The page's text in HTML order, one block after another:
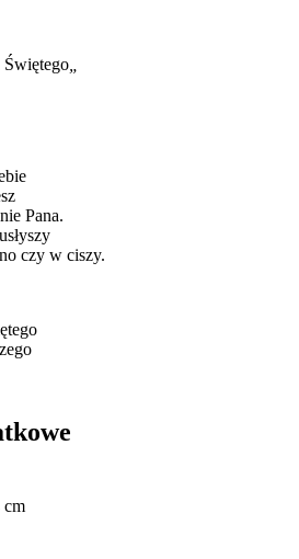
Świętego
Pana.
czy w ciszy.
cm